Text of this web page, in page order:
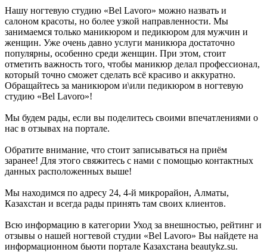
Нашу ногтевую студию «Bel Lavoro» можно назвать и
салоном красоты, но более узкой направленности. Мы
занимаемся только маникюром и педикюром для мужчин и
женщин. Уже очень давно услуги маникюра достаточно
популярны, особенно среди женщин. При этом, стоит
отметить важность того, чтобы маникюр делал профессионал,
который точно сможет сделать всё красиво и аккуратно.
Обращайтесь за маникюром и\или педикюром в ногтевую
студию «Bel Lavoro»!
Мы будем рады, если вы поделитесь своими впечатлениями о
нас в отзывах на портале.
Обратите внимание, что стоит записываться на приём
заранее! Для этого свяжитесь с нами с помощью контактных
данных расположенных выше!
Мы находимся по адресу 24, 4-й микрорайон, Алматы,
Казахстан и всегда рады принять там своих клиентов.
Всю информацию в категории Уход за внешностью, рейтинг и
отзывы о нашей ногтевой студии «Bel Lavoro» Вы найдете на
информационном бьюти портале Казахстана beautykz.su.